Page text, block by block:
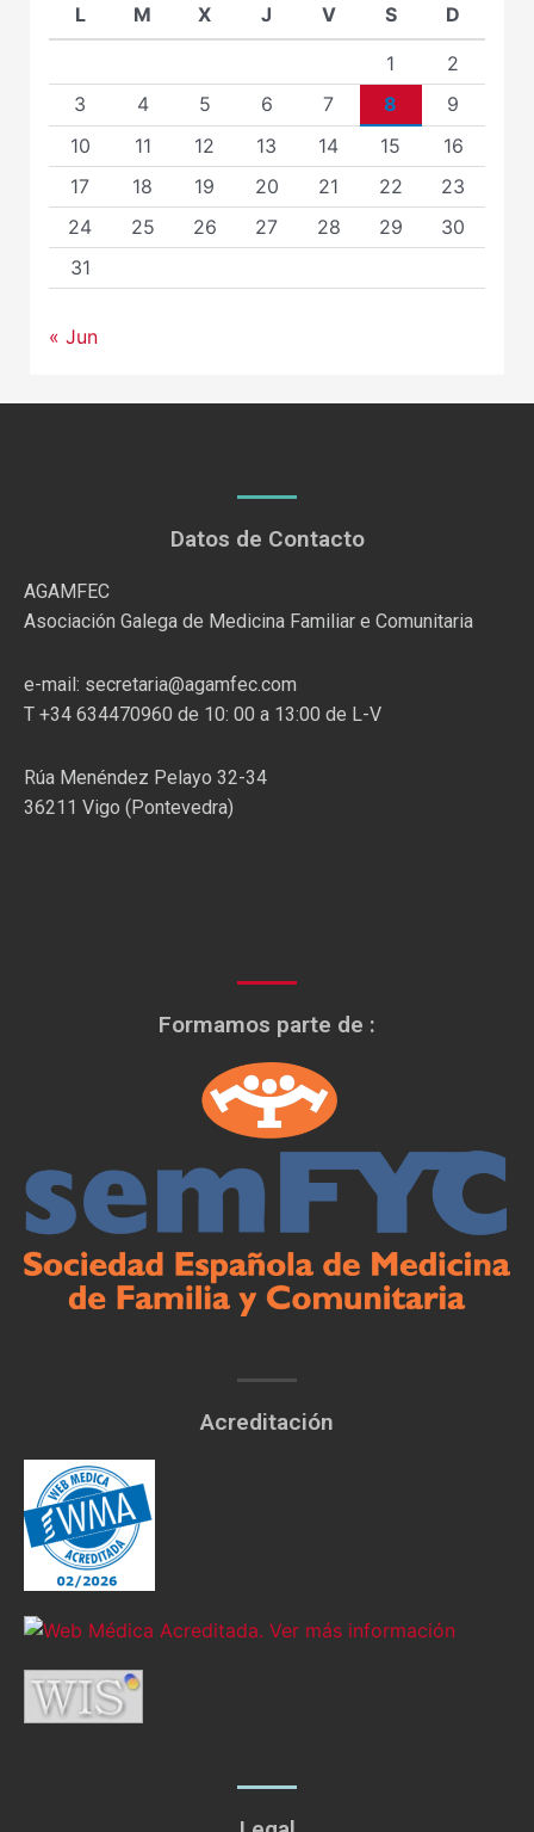
L M X J V S D
1
2
3
4 5 6 7 8
9
10
11 12 13 14 15
16
17
18 19 20 21 22
23
24
25 26 27 28 29
30
31
« Jun
Datos de Contacto
AGAMFEC
Asociación Galega de Medicina Familiar e Comunitaria
e-mail: secretaria@agamfec.com
T +34 634470960 de 10: 00 a 13:00 de L-V
Rúa Menéndez Pelayo 32-34
36211 Vigo (Pontevedra)
Formamos parte de :
Acreditación